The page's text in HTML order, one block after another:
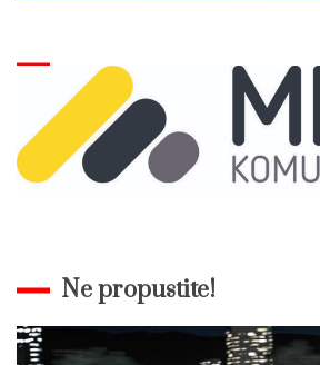
Ne propustite!